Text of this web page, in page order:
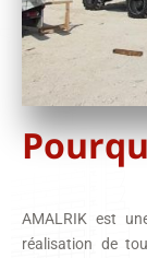
AMALRIK est
réalisation de